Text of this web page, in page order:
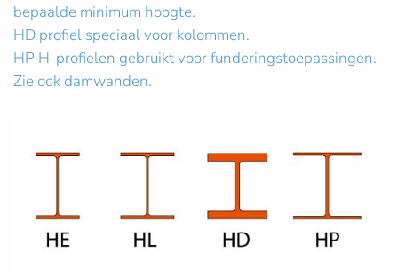
bepaalde minimum hoogte.
HD profiel speciaal voor kolommen.
HP H-profielen gebruikt voor funderingstoepassingen.
Zie ook damwanden.